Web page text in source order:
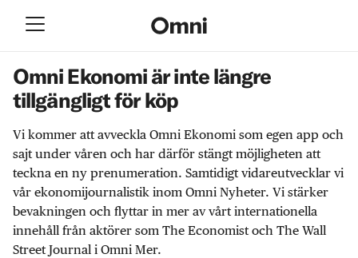
Omni Ekonomi är inte längre
tillgängligt för köp
Vi kommer att avveckla Omni Ekonomi som egen app och
sajt under våren och har därför stängt möjligheten att
teckna en ny prenumeration. Samtidigt vidareutvecklar vi
vår ekonomijournalistik inom Omni Nyheter. Vi stärker
bevakningen och flyttar in mer av vårt internationella
innehåll från aktörer som The Economist och The Wall
Street Journal i Omni Mer.